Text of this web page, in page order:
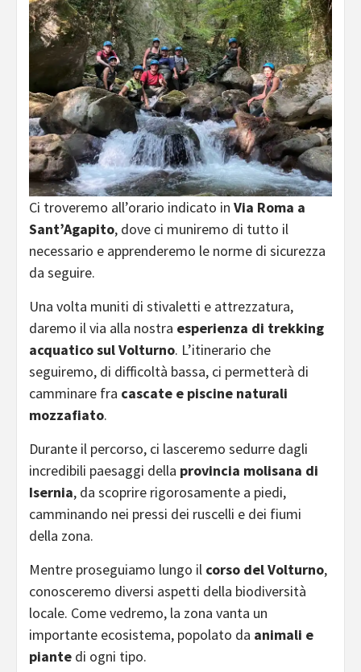
Ci troveremo all’orario indicato in Via Roma a
Sant’Agapito, dove ci muniremo di tutto il
necessario e apprenderemo le norme di sicurezza
da seguire.
Una volta muniti di stivaletti e attrezzatura,
daremo il via alla nostra esperienza di trekking
acquatico sul Volturno. L’itinerario che
seguiremo, di difficoltà bassa, ci permetterà di
camminare fra cascate e piscine naturali
mozzafiato.
Durante il percorso, ci lasceremo sedurre dagli
incredibili paesaggi della provincia molisana di
Isernia, da scoprire rigorosamente a piedi,
camminando nei pressi dei ruscelli e dei fiumi
della zona.
Mentre proseguiamo lungo il corso del Volturno,
conosceremo diversi aspetti della biodiversità
locale. Come vedremo, la zona vanta un
importante ecosistema, popolato da animali e
piante di ogni tipo.